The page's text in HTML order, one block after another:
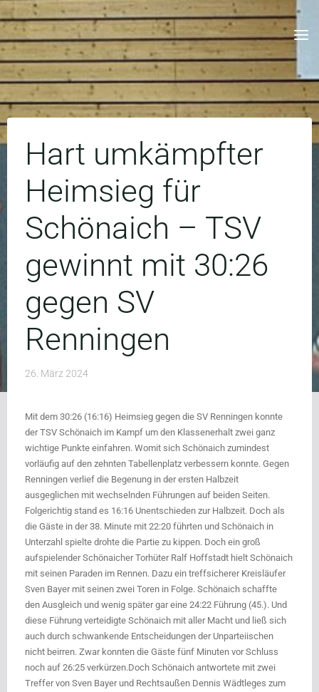
Skip
to
content
Hart umkämpfter
Heimsieg für
Schönaich – TSV
gewinnt mit 30:26
gegen SV
Renningen
26. März 2024
Mit dem 30:26 (16:16) Heimsieg gegen die SV Renningen konnte
der TSV Schönaich im Kampf um den Klassenerhalt zwei ganz
wichtige Punkte einfahren. Womit sich Schönaich zumindest
vorläufig auf den zehnten Tabellenplatz verbessern konnte. Gegen
Renningen verlief die Begenung in der ersten Halbzeit
ausgeglichen mit wechselnden Führungen auf beiden Seiten.
Folgerichtig stand es 16:16 Unentschieden zur Halbzeit. Doch als
die Gäste in der 38. Minute mit 22:20 führten und Schönaich in
Unterzahl spielte drohte die Partie zu kippen. Doch ein groß
aufspielender Schönaicher Torhüter Ralf Hoffstadt hielt Schönaich
mit seinen Paraden im Rennen. Dazu ein treffsicherer Kreisläufer
Sven Bayer mit seinen zwei Toren in Folge. Schönaich schaffte
den Ausgleich und wenig später gar eine 24:22 Führung (45.). Und
diese Führung verteidigte Schönaich mit aller Macht und ließ sich
auch durch schwankende Entscheidungen der Unparteiischen
nicht beirren. Zwar konnten die Gäste fünf Minuten vor Schluss
noch auf 26:25 verkürzen.Doch Schönaich antwortete mit zwei
Treffer von Sven Bayer und Rechtsaußen Dennis Wädtleges zum